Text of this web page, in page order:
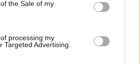
the Sale of my
processing my
Targeted Advertising.
ma post inviati dai singoli lettori che
pubblicati senza filtro preventivo. I commenti
siti esterni verranno rimossi in automatico dal